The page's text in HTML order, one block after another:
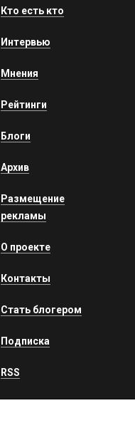
Кто есть кто
Интервью
Мнения
Рейтинги
Блоги
Архив
Размещение
рекламы
О проекте
Контакты
Стать блогером
Подписка
RSS